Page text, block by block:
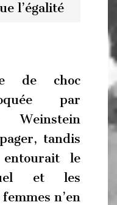
l’égalité
de choc
par
Weinstein
tandis
le
et les
n’en